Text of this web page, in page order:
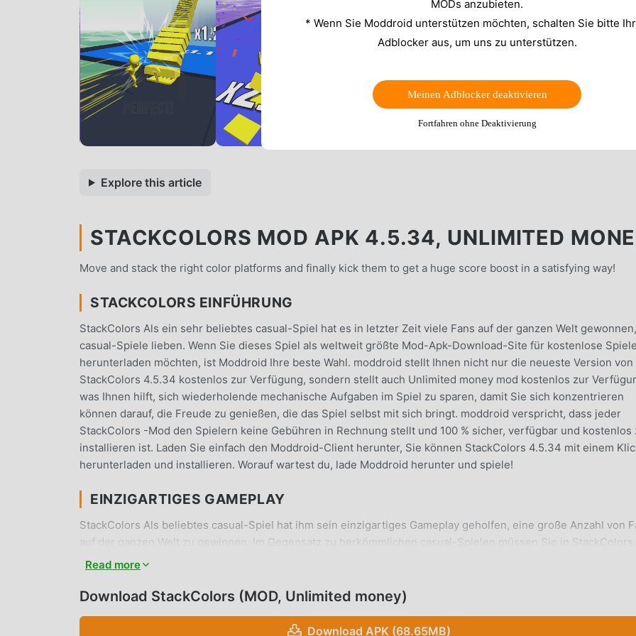
Explore this article
STACKCOLORS MOD APK 4.5.34, UNLIMITED
Move and stack the right color platforms and finally kick them to get a huge score boost in a satisfying way!
STACKCOLORS EINFÜHRUNG
StackColors Als ein sehr beliebtes casual-Spiel hat es in letzter Zeit viele Fans auf der ganzen Welt
casual-Spiele lieben. Wenn Sie dieses Spiel als weltweit größte Mod-Apk-Download-Site für kostenlose Spiele
herunterladen möchten, ist Moddroid Ihre beste Wahl. moddroid stellt Ihnen nicht nur die neueste Version von
StackColors 4.5.34 kostenlos zur Verfügung, sondern stellt auch Unlimited money mod kostenlos zur
was Ihnen hilft, sich wiederholende mechanische Aufgaben im Spiel zu sparen, damit Sie sich konzentrieren
können darauf, die Freude zu genießen, die das Spiel selbst mit sich bringt. moddroid verspricht, dass jeder
StackColors -Mod den Spielern keine Gebühren in Rechnung stellt und 100 % sicher, verfügbar und kostenlos
installieren ist. Laden Sie einfach den Moddroid-Client herunter, Sie können StackColors 4.5.34 mit einem
herunterladen und installieren. Worauf wartest du, lade Moddroid herunter und spiele!
EINZIGARTIGES GAMEPLAY
StackColors Als beliebtes casual-Spiel hat ihm sein einzigartiges Gameplay geholfen, eine große Anzahl von
auf der ganzen Welt zu gewinnen. Im Gegensatz zu herkömmlichen casual-Spielen müssen Sie in StackColors
das Anfänger-Tutorial durchgehen, sodass Sie ganz einfach mit dem gesamten Spiel beginnen und die Freude
eine Plattform für casual-Spieleliebhaber aufgebaut, die es Ihnen ermöglicht, mit allen casual-Spieleliebhabern
genießen casual Spiel mit allen globalen Partnern kommen glücklich
Read more
Download StackColors (MOD, Unlimited money)
Download APK (68.65MB)
MODs anzubieten.
* Wenn Sie Moddroid unterstützen möchten, schalten Sie bitte
Adblocker aus, um uns zu unterstützen.
Meinen Adblocker deaktivieren
Fortfahren ohne Deaktivierung